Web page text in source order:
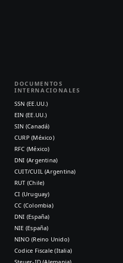
DOCUMENTOS
INTERNACIONALES
SSN (EE.UU.)
EIN (EE.UU.)
SIN (Canadá)
CURP (México)
RFC (México)
DNI (Argentina)
CUIT/CUIL (Argentina)
RUT (Chile)
CI (Uruguay)
CC (Colombia)
DNI (España)
NIE (España)
NINO (Reino Unido)
Codice Fiscale (Italia)